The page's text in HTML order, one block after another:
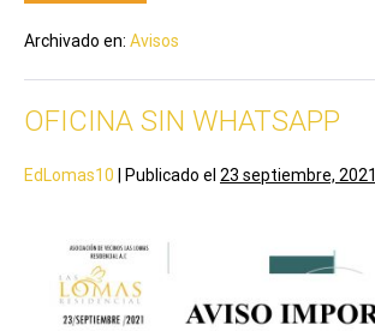
Archivado en: Avisos
OFICINA SIN WHATSAPP
EdLomas10 Publicado el 23 septiembre, 2021